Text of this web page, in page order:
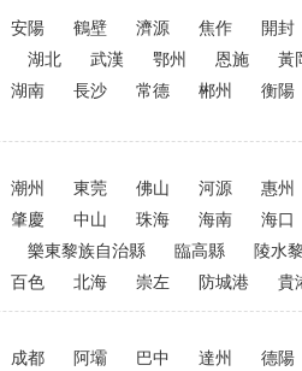
安陽 鶴壁 濟源 焦作
開封
湖北 武漢 鄂州 恩施
黃
湖南 長沙 常德 郴州 衡陽
潮州 東莞 佛山 河源
惠州
肇慶 中山 珠海 海南
海口
樂東黎族自治縣 臨高縣
陵水
百色 北海 崇左 防城港 貴
成都 阿壩 巴中 達州
德陽